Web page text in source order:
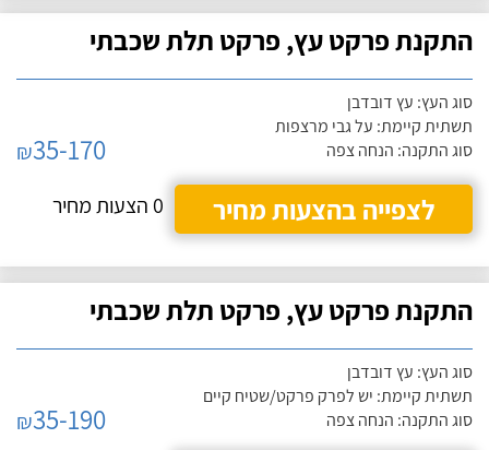
התקנת פרקט עץ, פרקט תלת שכבתי
סוג העץ: עץ דובדבן
תשתית קיימת: על גבי מרצפות
סוג התקנה: הנחה צפה
₪35-170
לצפייה בהצעות מחיר
0 הצעות מחיר
התקנת פרקט עץ, פרקט תלת שכבתי
סוג העץ: עץ דובדבן
תשתית קיימת: יש לפרק פרקט/שטיח קיים
סוג התקנה: הנחה צפה
₪35-190